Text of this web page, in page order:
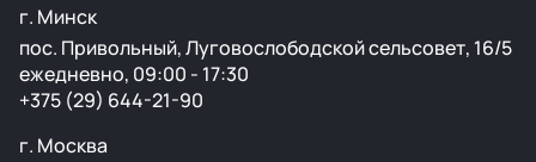
г. Минск
пос. Привольный, Луговослободской сельсовет, 16/5
ежедневно, 09:00 - 17:30
+375 (29) 644-21-90
г. Москва